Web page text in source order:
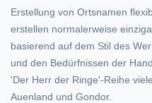
Erstellung von Ortsnamen
erstellen normalerweise
basierend auf dem Stil des
und den Bedürfnissen der
'Der Herr der Ringe'-Reihe
Auenland und Gondor.